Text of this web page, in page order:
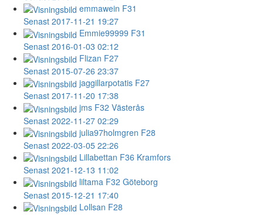
emmawein F31
Senast 2017-11-21 19:27
Emmie99999 F31
Senast 2016-01-03 02:12
Flizan F27
Senast 2015-07-26 23:37
jaggillarpotatis F27
Senast 2017-11-20 17:38
jms F32 Västerås
Senast 2022-11-27 02:29
julia97holmgren F28
Senast 2022-03-05 22:26
Lillabettan F36 Kramfors
Senast 2021-12-13 11:02
liltama F32 Göteborg
Senast 2015-12-21 17:40
Lollsan F28